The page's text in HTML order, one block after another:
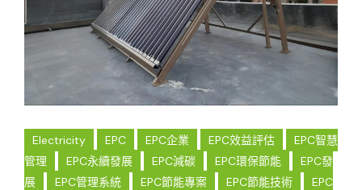
Electricity EPC EPC企業 EPC效益評估
EPC智慧
管理
EPC永續發展 EPC減碳 EPC環保節能
EPC發
展
EPC管理系統 EPC節能專案 EPC節能技術
EPC